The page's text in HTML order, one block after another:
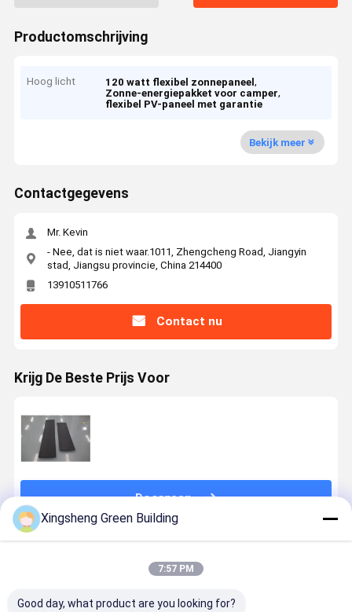
Productomschrijving
Hoog licht 120 watt flexibel zonnepaneel,
Zonne-energiepakket voor camper,
flexibel PV-paneel met garantie
Bekijk meer
Contactgegevens
Mr. Kevin
- Nee, dat is niet waar.1011, Zhengcheng Road, Jiangyin
stad, Jiangsu provincie, China 214400
13910511766
Contact nu
Krijg De Beste Prijs Voor
Doorgaan
Xingsheng Green Building
7:57 PM
Good day, what product are you looking for?